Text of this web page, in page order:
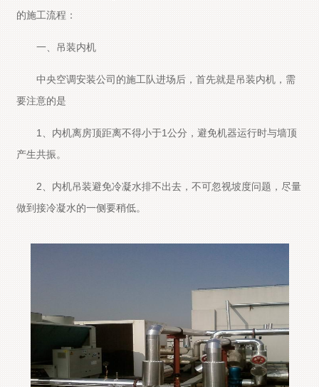
的施工流程：
一、吊装内机
中央空调安装公司的施工队进场后，首先就是吊装内机，需
要注意的是
1、内机离房顶距离不得小于1公分，避免机器运行时与墙顶
产生共振。
2、内机吊装避免冷凝水排不出去，不可忽视坡度问题，尽量
做到接冷凝水的一侧要稍低。